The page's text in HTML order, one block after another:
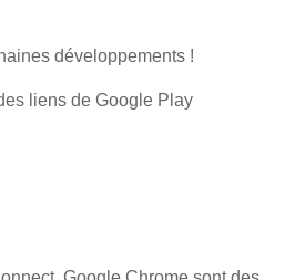
développements !
liens de Google Play